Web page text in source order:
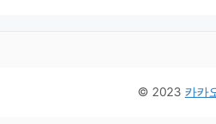
© 2023 카카